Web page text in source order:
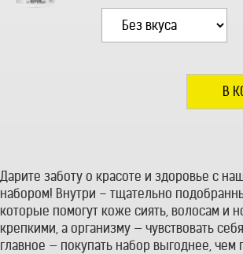
В
Дарите заботу о красоте и здоровье с
набором! Внутри – тщательно
которые помогут коже сиять, волосам и
крепкими, а организму — чувствовать
главное — покупать набор выгоднее, чем